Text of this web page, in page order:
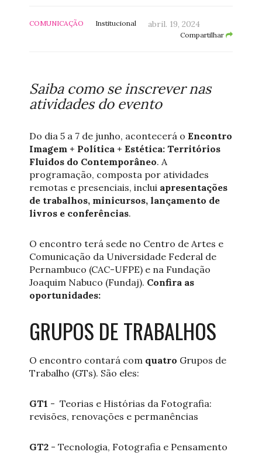
COMUNICAÇÃO Institucional abril. 19, 2024
Compartilhar
Saiba como se inscrever nas
atividades do evento
Do dia 5 a 7 de junho, acontecerá o Encontro
Imagem + Política + Estética: Territórios
Fluidos do Contemporâneo. A
programação, composta por atividades
remotas e presenciais, inclui apresentações
de trabalhos, minicursos, lançamento de
livros e conferências.
O encontro terá sede no Centro de Artes e
Comunicação da Universidade Federal de
Pernambuco (CAC-UFPE) e na Fundação
Joaquim Nabuco (Fundaj). Confira as
oportunidades:
GRUPOS DE TRABALHOS
O encontro contará com quatro Grupos de
Trabalho (GTs). São eles:
GT1 - Teorias e Histórias da Fotografia:
revisões, renovações e permanências
GT2 - Tecnologia, Fotografia e Pensamento